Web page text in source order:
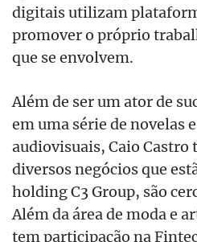
digitais utilizam
promover o próprio
que se envolvem.
Além de ser um ator de
em uma série de novelas
audiovisuais, Caio Castro
diversos negócios que
holding C3 Group, são
Além da área de moda e
tem participação na